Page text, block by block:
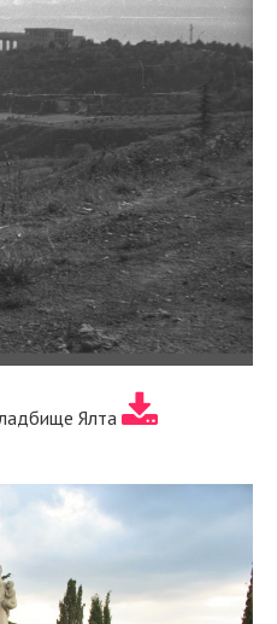
Ялта